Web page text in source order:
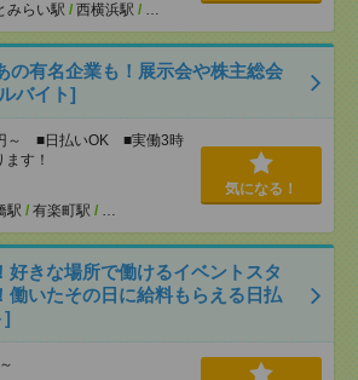
みらい駅 / 西横浜駅 / …
の有名企業も！展示会や株主総会
バイト]
～ ■日払いOK ■実働3時
す！
駅 / 有楽町駅 / …
気になる！
好きな場所で働けるイベントスタ
いたその日に給料もらえる日払
]